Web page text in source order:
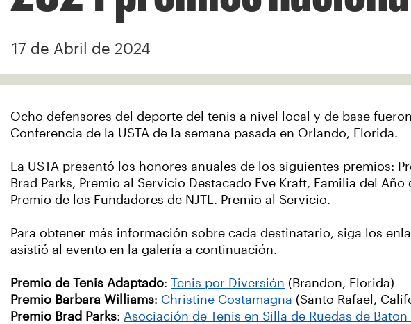
17 de Abril de 2024
Ocho defensores del deporte del tenis a nivel local y de base
Conferencia de la USTA de la semana pasada en Orlando, Florida.
La USTA presentó los honores anuales de los siguientes premios:
Brad Parks, Premio al Servicio Destacado Eve Kraft, Familia del
Premio de los Fundadores de NJTL. Premio al Servicio.
Para obtener más información sobre cada destinatario, siga los
asistió al evento en la galería a continuación.
Premio de Tenis Adaptado: Tenis por Diversión (Brandon, Florida)
Premio Barbara Williams: Christine Costamagna (Santo Rafael,
Premio Brad Parks: Asociación de Tenis en Silla de Ruedas de Baton